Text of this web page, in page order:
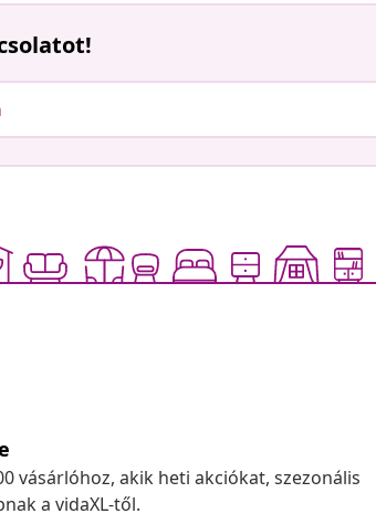
vásárlóhoz, akik heti akciókat, szezonális
a vidaXL-től.